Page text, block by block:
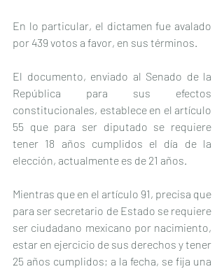
En lo particular, el dictamen fue avalado
por 439 votos a favor, en sus términos.
El documento, enviado al Senado de la
República para sus efectos
constitucionales, establece en el artículo
55 que para ser diputado se requiere
tener 18 años cumplidos el día de la
elección, actualmente es de 21 años.
Mientras que en el artículo 91, precisa que
para ser secretario de Estado se requiere
ser ciudadano mexicano por nacimiento,
estar en ejercicio de sus derechos y tener
25 años cumplidos; a la fecha, se fija una